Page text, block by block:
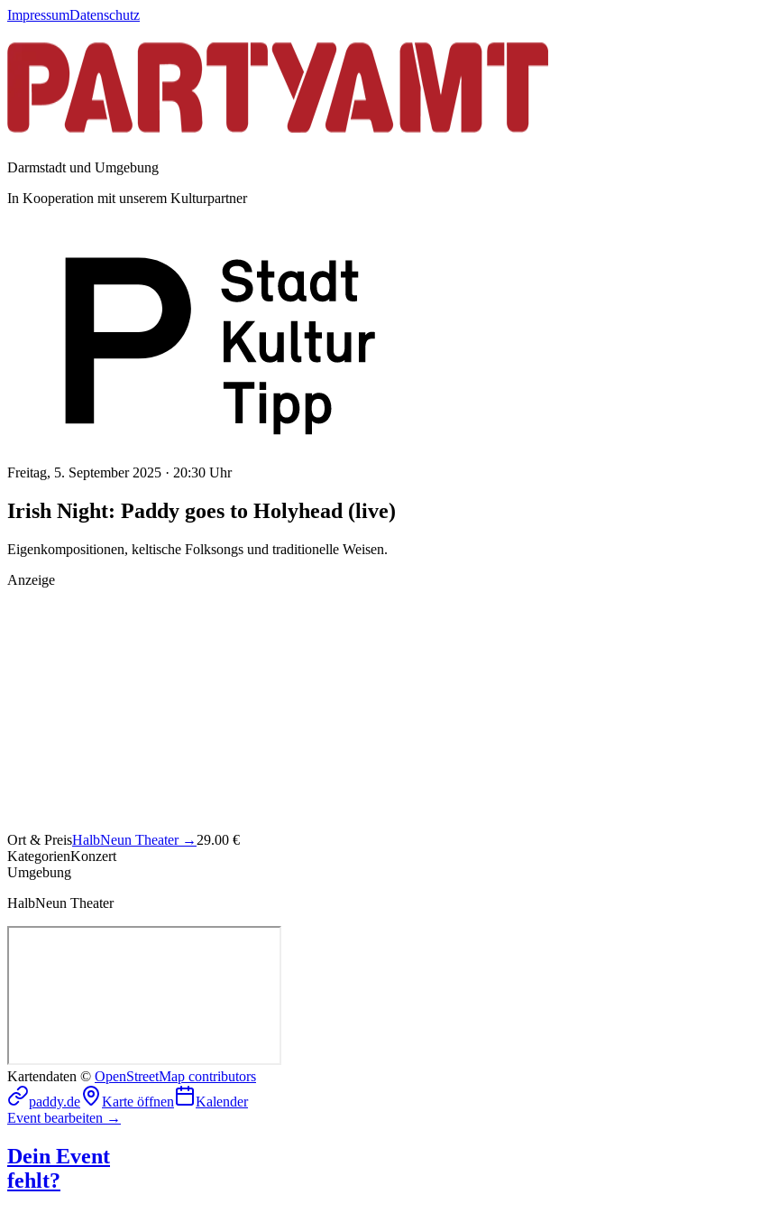
ImpressumDatenschutz
Darmstadt und Umgebung
In Kooperation mit unserem Kulturpartner
Freitag, 5. September 2025 · 20:30 Uhr
Irish Night: Paddy goes to Holyhead (live)
Eigenkompositionen, keltische Folksongs und traditionelle Weisen.
Anzeige
Ort & PreisHalbNeun Theater→ 29.00 €
KategorienKonzert
Umgebung
HalbNeun Theater
Kartendaten © OpenStreetMap contributors
paddy.de
Karte öffnen
Kalender
Event bearbeiten →
Dein Event
fehlt?